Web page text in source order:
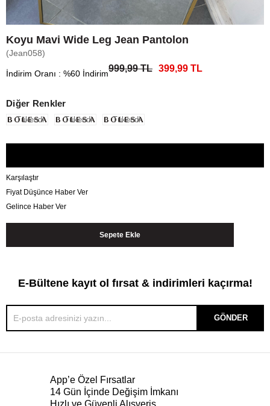
Koyu Mavi Wide Leg Jean Pantolon
(Jean058)
İndirim Oranı : %60 İndirim999,99 TL 399,99 TL
Diğer Renkler
Tükendi Tükendi Tükendi
Karşılaştır
Fiyat Düşünce Haber Ver
Gelince Haber Ver
E-Bültene kayıt ol fırsat & indirimleri kaçırma!
GÖNDER
App’e Özel Fırsatlar
14 Gün İçinde Değişim İmkanı
Hızlı ve Güvenli Alışveriş